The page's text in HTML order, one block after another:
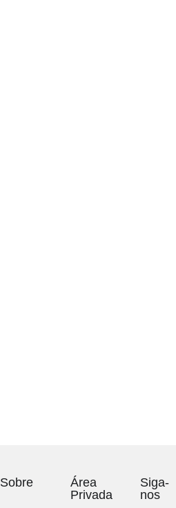
Sobre
Área
Privada
Siga-
nos